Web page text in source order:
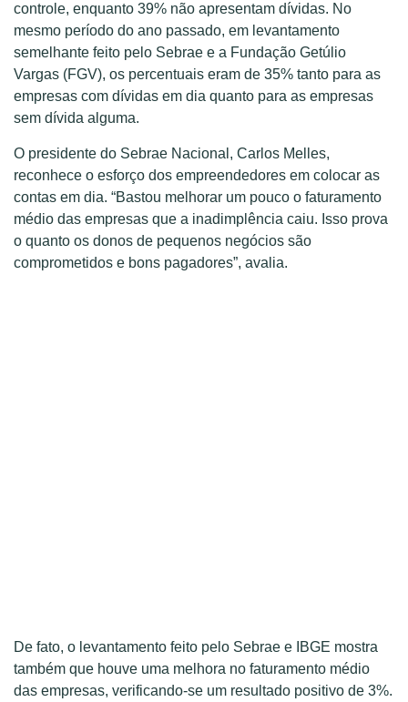
controle, enquanto 39% não apresentam dívidas. No
mesmo período do ano passado, em levantamento
semelhante feito pelo Sebrae e a Fundação Getúlio
Vargas (FGV), os percentuais eram de 35% tanto para as
empresas com dívidas em dia quanto para as empresas
sem dívida alguma.
O presidente do Sebrae Nacional, Carlos Melles,
reconhece o esforço dos empreendedores em colocar as
contas em dia. “Bastou melhorar um pouco o faturamento
médio das empresas que a inadimplência caiu. Isso prova
o quanto os donos de pequenos negócios são
comprometidos e bons pagadores”, avalia.
De fato, o levantamento feito pelo Sebrae e IBGE mostra
também que houve uma melhora no faturamento médio
das empresas, verificando-se um resultado positivo de 3%.